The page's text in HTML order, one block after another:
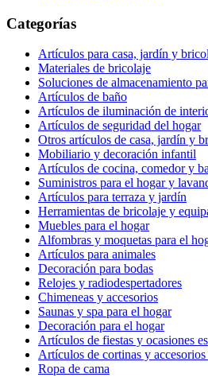
Categorías
Artículos para casa, jardín y
Materiales de bricolaje
Soluciones de almacenamiento
Artículos de baño
Artículos de iluminación de
Artículos de seguridad del hogar
Otros artículos de casa, jardín y
Mobiliario y decoración infantil
Artículos de cocina, comedor y
Suministros para el hogar y
Artículos para terraza y jardín
Herramientas de bricolaje y
Muebles para el hogar
Alfombras y moquetas para el
Artículos para animales
Decoración para bodas
Relojes y radiodespertadores
Chimeneas y accesorios
Saunas y spa para el hogar
Decoración para el hogar
Artículos de fiestas y ocasiones
Artículos de cortinas y accesorios
Ropa de cama